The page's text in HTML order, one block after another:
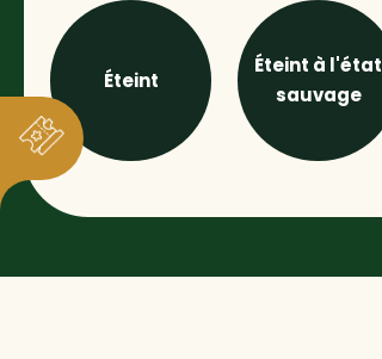
Éteint
Éteint à l'état
sauvage